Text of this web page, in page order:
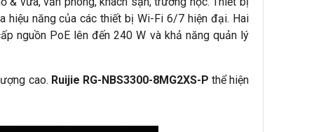
hiệu năng của các thiết bị Wi-Fi 6/7 hiện đại. Hai
nguồn PoE lên đến 240 W và khả năng quản lý
cao. Ruijie RG-NBS3300-8MG2XS-P thể hiện